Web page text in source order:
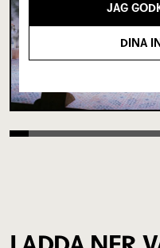
JAG
DINA